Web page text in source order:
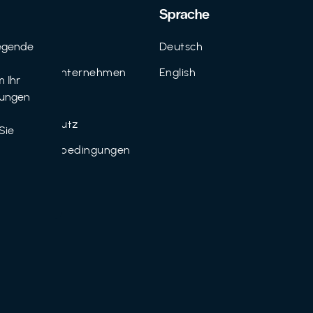
Kontakt
FAQ für Unternehmen
Imprint
Datenschutz
Nutzungsbedingungen
Sprache
Deutsch
English
Ihr